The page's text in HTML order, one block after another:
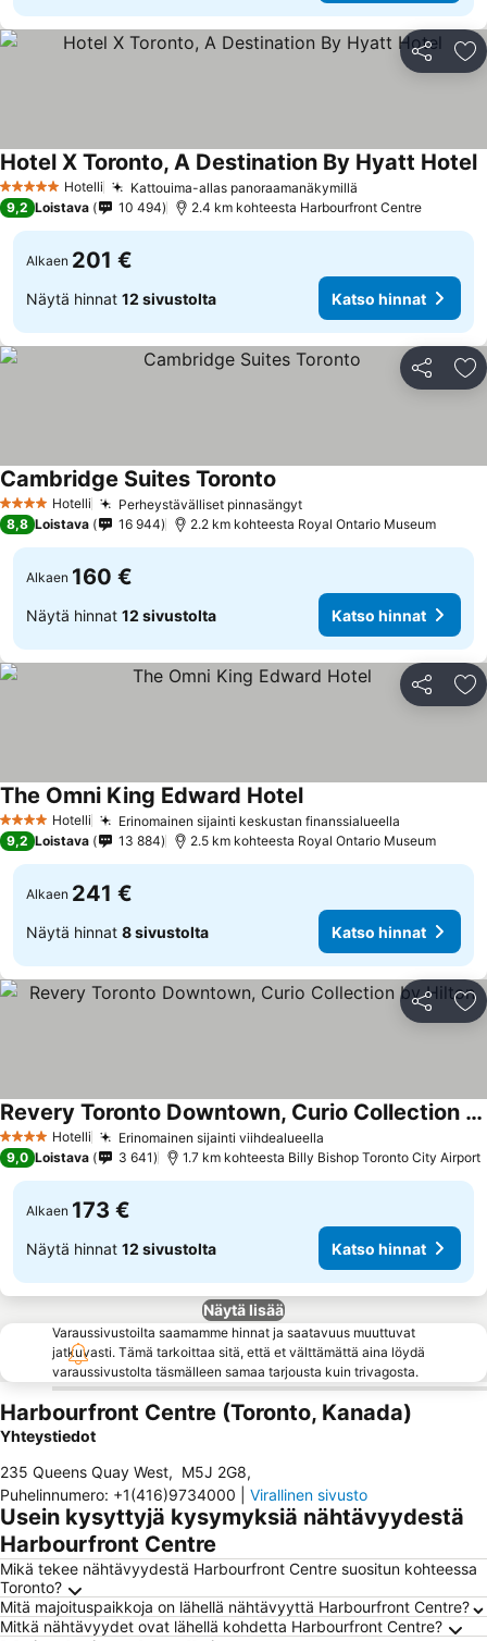
Jaa
5 Tähtiluokitus
Hotelli Kattouima-allas panoraamanäkymillä
Hotel X Toronto, A Destination By Hyatt Hotel
9,2 Loistava 10 494 2.4 km kohteesta Harbourfront Centre
Alkaen 201 €
Näytä hinnat 12 sivustolta Katso hinnat
Jaa
4 Tähtiluokitus
Hotelli Perheystävälliset pinnasängyt
Cambridge Suites Toronto
8,8 Loistava 16 944 2.2 km kohteesta Royal Ontario Museum
Alkaen 160 €
Näytä hinnat 12 sivustolta Katso hinnat
Jaa
4 Tähtiluokitus
Hotelli Erinomainen sijainti keskustan finanssialueella
The Omni King Edward Hotel
9,2 Loistava 13 884 2.5 km kohteesta Royal Ontario Museum
Alkaen 241 €
Näytä hinnat 8 sivustolta Katso hinnat
Jaa
4 Tähtiluokitus
Hotelli Erinomainen sijainti viihdealueella
Revery Toronto Downtown, Curio Collection by Hilton
9,0 Loistava 3 641 1.7 km kohteesta Billy Bishop Toronto City Airport
Alkaen 173 €
Näytä hinnat 12 sivustolta Katso hinnat
Näytä lisää
Varaussivustoilta saamamme hinnat ja saatavuus muuttuvat
jatkuvasti. Tämä tarkoittaa sitä, että et välttämättä aina löydä
varaussivustolta täsmälleen samaa tarjousta kuin trivagosta.
Harbourfront Centre (Toronto, Kanada)
Yhteystiedot
235 Queens Quay West, M5J 2G8,
Puhelinnumero: +1(416)9734000 Virallinen sivusto
Usein kysyttyjä kysymyksiä nähtävyydestä
Harbourfront Centre
Mikä tekee nähtävyydestä Harbourfront Centre suositun kohteessa
Toronto?
Mitä majoituspaikkoja on lähellä nähtävyyttä Harbourfront Centre?
Mitkä nähtävyydet ovat lähellä kohdetta Harbourfront Centre?